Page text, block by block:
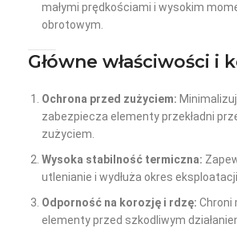
małymi prędkościami i wysokim
obrotowym.
Główne właściwości i
Ochrona przed zużyciem:
zabezpiecza elementy przekładni
zużyciem.
Wysoka stabilność termiczna:
utlenianie i wydłuża okres
Odporność na korozję i rdzę: Chroni
elementy przed szkodliwym